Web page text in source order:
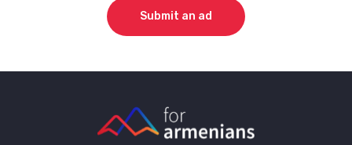
Submit an ad